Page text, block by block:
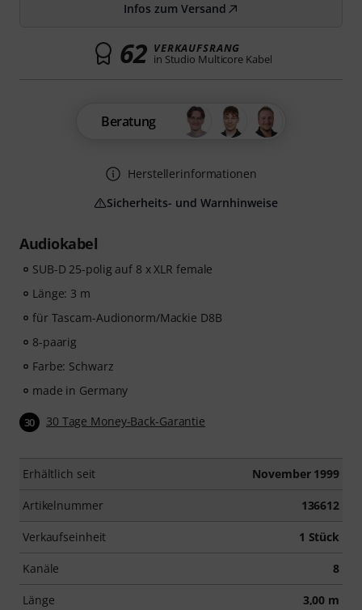
Audiokabel
SUB-D 25-polig auf 8 x XLR female
Länge: 3 m
für Tascam-Audionorm/Mackie D8B
8-paarig
Farbe: Schwarz
made in Germany
30 30 Tage Money-Back-Garantie
Erhältlich seit November 1999
Artikelnummer 136612
Verkaufseinheit 1 Stück
Kanäle 8
Länge 3,00 m
Infos zum Versand
62 VERKAUFSRANG
in Studio Multicore Kabel
Beratung
Herstellerinformationen
Sicherheits- und Warnhinweise